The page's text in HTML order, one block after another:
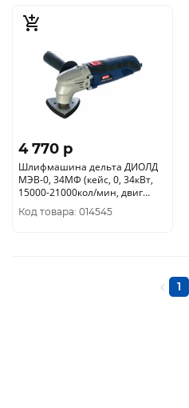
4 770 p
Шлифмашина дельта ДИОЛД
МЭВ-0, 34МФ (кейс, 0, 34кВт,
15000-21000кол/мин, двиг
щеточный) 10091020
Код товара: 014545
1